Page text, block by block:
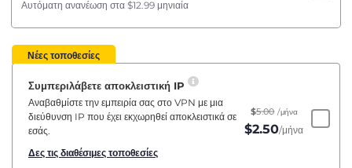
Αυτόματη ανανέωση στα $12.99 μηνιαία
Νέες τοποθεσίες
Συμπεριλάβετε αποκλειστική IP
Αναβαθμίστε την εμπειρία σας στο VPN με μια
διεύθυνση IP που έχει εκχωρηθεί αποκλειστικά σε
εσάς.
Δες τις διαθέσιμες τοποθεσίες
$5.00 /μήνα
$2.50/μήνα